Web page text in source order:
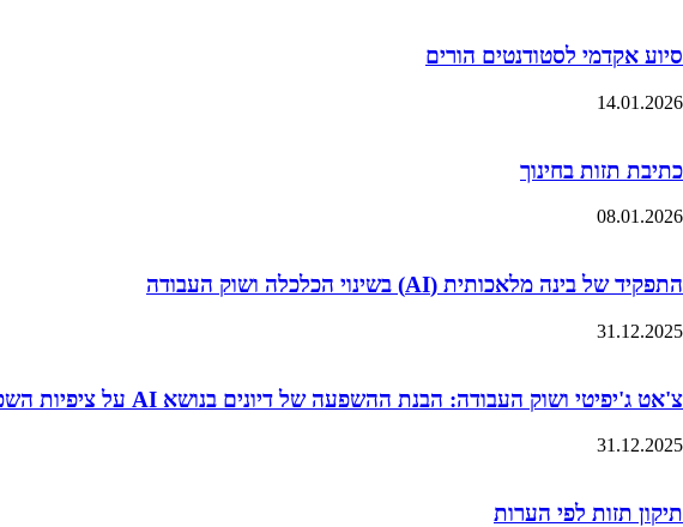
סיוע אקדמי לסטודנטים הורים
14.01.2026
כתיבת תזות בחינוך
08.01.2026
התפקיד של בינה מלאכותית (AI) בשינוי הכלכלה ושוק העבודה
31.12.2025
צ'אט ג'יפיטי ושוק העבודה: הבנת ההשפעה של דיונים בנושא AI על ציפיות השכר של סטודנטים
31.12.2025
תיקון תזות לפי הערות